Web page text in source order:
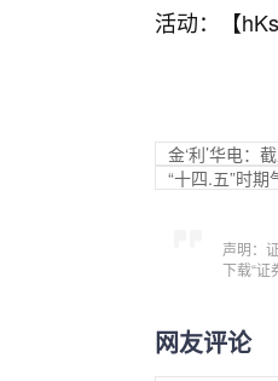
活动：【
金‘利’华电：
“十四.五”时
声明：
下载“证
网友评论